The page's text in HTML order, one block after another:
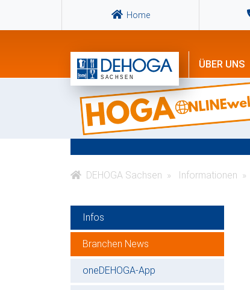
Home
ÜBER UNS
DEHOGA Sachsen Informationen
Infos
Branchen News
oneDEHOGA-App